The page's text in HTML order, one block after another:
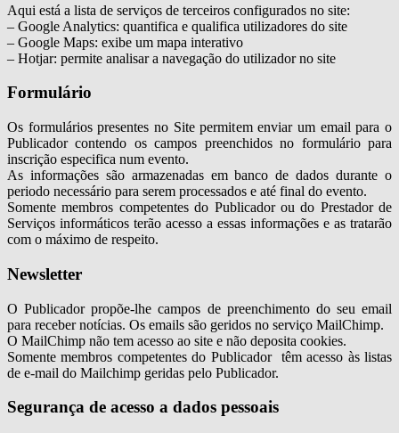
Aqui está a lista de serviços de terceiros configurados no site:
– Google Analytics: quantifica e qualifica utilizadores do site
– Google Maps: exibe um mapa interativo
– Hotjar: permite analisar a navegação do utilizador no site
Formulário
Os formulários presentes no Site permitem enviar um email para o
Publicador contendo os campos preenchidos no formulário para
inscrição especifica num evento.
As informações são armazenadas em banco de dados durante o
periodo necessário para serem processados e até final do evento.
Somente membros competentes do Publicador ou do Prestador de
Serviços informáticos terão acesso a essas informações e as tratarão
com o máximo de respeito.
Newsletter
O Publicador propõe-lhe campos de preenchimento do seu email
para receber notícias. Os emails são geridos no serviço MailChimp.
O MailChimp não tem acesso ao site e não deposita cookies.
Somente membros competentes do Publicador têm acesso às listas
de e-mail do Mailchimp geridas pelo Publicador.
Segurança de acesso a dados pessoais